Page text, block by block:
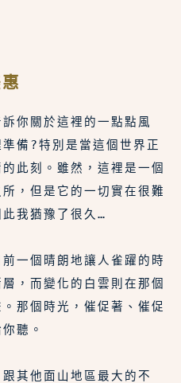
你關於這裡的一點點風
備?特別是當這個世界正
此刻。雖然，這裡是一個
，但是它的一切實在很難
我猶豫了很久…
一個晴朗地讓人雀躍的時
，而變化的白雲則在那個
那個時光，催促著、催促
聽。
其他面山地區最大的不